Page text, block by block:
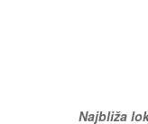
Najbliža